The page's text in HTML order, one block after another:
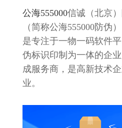
公海555000信诚（北京
（简称公海555000防伪
是专注于一物一码软件
伪标识印制为一体的企
成服务商，是高新技术
业。